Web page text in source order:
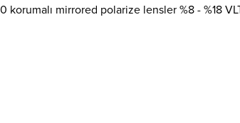
mirrored polarize lensler %8 - %18